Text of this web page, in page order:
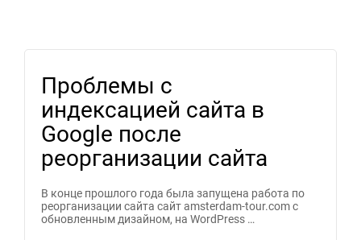
Проблемы с
индексацией сайта в
Google после
реорганизации сайта
В конце прошлого года была запущена работа по
реорганизации сайта сайт amsterdam-tour.com с
обновленным дизайном, на WordPress …